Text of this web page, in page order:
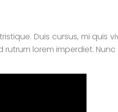
Duis cursus, mi quis
lorem imperdiet.